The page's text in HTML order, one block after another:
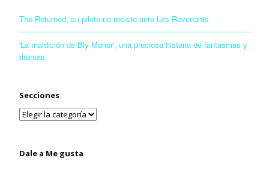
The Returned, su piloto no resiste ante Les Revenants
'La maldición de Bly Manor', una preciosa historia de fantasmas y
dramas
Secciones
Dale a Me gusta